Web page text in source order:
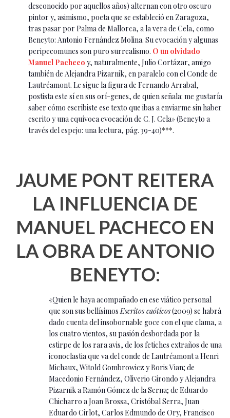
desconocido por aquellos años) alternan con otro oscuro
pintor y, asimismo, poeta que se estableció en Zaragoza,
tras pasar por Palma de Mallorca, a la vera de Cela, como
Beneyto: Antonio Fernández Molina. Su evocación y algunas
peripecomunes son puro surrealismo. O un olvidado
Manuel Pacheco y, naturalmente, Julio Cortázar, amigo
también de Alejandra Pizarnik, en paralelo con el Conde de
Lautréamont. Le sigue la figura de Fernando Arrabal,
postista este sí en sus orí-genes, de quien señala: me gustaría
saber cómo escribiste ese texto que ibas a enviarme sin haber
escrito y una equívoca evocación de C. J. Cela» (Beneyto a
través del espejo: una lectura, pág. 39-40)***.
JAUME PONT REITERA
LA INFLUENCIA DE
MANUEL PACHECO EN
LA OBRA DE ANTONIO
BENEYTO:
«Quien le haya acompañado en ese viático personal
que son sus bellísimos Escritos caóticos(2009) se habrá
dado cuenta del insobornable goce con el que clama, a
los cuatro vientos, su pasión desbordada por la
estirpe de los rara avis, de los fetiches extraños de una
iconoclastia que va del conde de Lautréamont a Henri
Michaux, Witold Gombrowicz y Boris Vian; de
Macedonio Fernández, Oliverio Girondo y Alejandra
Pizarnik a Ramón Gómez de la Serna; de Eduardo
Chicharro a Joan Brossa, Cristóbal Serra, Juan
Eduardo Cirlot, Carlos Edmundo de Ory, Francisco